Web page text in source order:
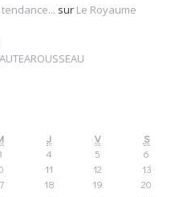
sur Le Royaume
J V
S
4 5
6
11 12
13
18 19
20